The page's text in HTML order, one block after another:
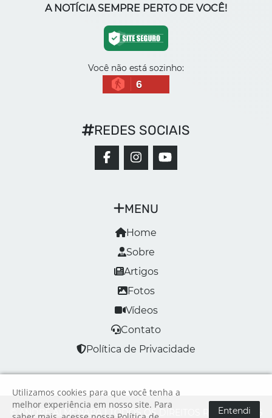
A NOTÍCIA SEMPRE PERTO DE VOCÊ!
Você não está sozinho:
6
MENU
Home
Sobre
Artigos
Fotos
Vídeos
Contato
Política de Privacidade
REDES SOCIAIS
© ANDRÉ ALMENARA | TODOS OS DIREITOS RESERVADOS
Utilizamos cookies para que você tenha a
melhor experiência em nosso site. Para
Entendi